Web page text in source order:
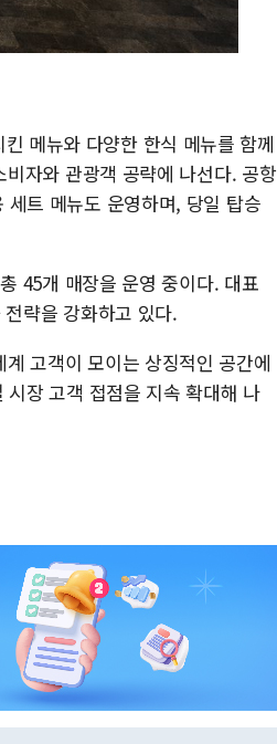
메뉴와 다양한 한식 메뉴를 함께
자와 관광객 공략에 나선다. 공항
세트 메뉴도 운영하며, 당일 탑승
45개 매장을 운영 중이다. 대표
략을 강화하고 있다.
고객이 모이는 상징적인 공간에
장 고객 접점을 지속 확대해 나